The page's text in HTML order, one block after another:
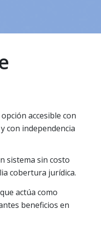
accesible con
y con independencia
sistema sin costo
cobertura jurídica.
actúa como
beneficios en